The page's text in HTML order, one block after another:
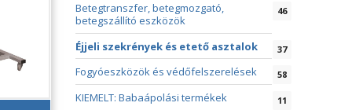
Betegtranszfer, betegmozgató,
betegszállító eszközök
46
Éjjeli szekrények és etető asztalok 37
Fogyóeszközök és védőfelszerelések 58
KIEMELT: Babaápolási termékek 11